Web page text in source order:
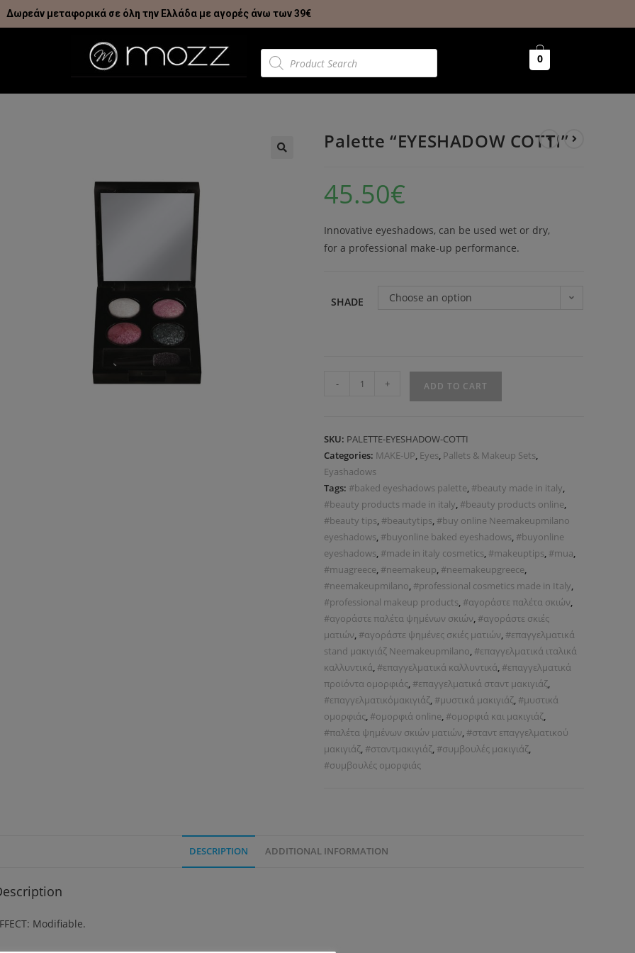
Δωρεάν μεταφορικά σε όλη την Ελλάδα με αγορές άνω των 39€
0
Palette “EYESHADOW COTTI”
45.50€
Innovative eyeshadows, can be used wet or dry,
for a professional make-up performance.
SHADE Choose an option
- + ADD TO CART
SKU: PALETTE-EYESHADOW-COTTI
Categories: MAKE-UP, Eyes, Pallets & Makeup Sets,
Eyashadows
Tags: #baked eyeshadows palette, #beauty made in italy,
#beauty products made in italy, #beauty products online,
#beauty tips, #beautytips, #buy online Neemakeupmilano
eyeshadows, #buyonline baked eyeshadows, #buyonline
eyeshadows, #made in italy cosmetics, #makeuptips, #mua,
#muagreece, #neemakeup, #neemakeupgreece,
#neemakeupmilano, #professional cosmetics made in Italy,
#professional makeup products, #αγοράστε παλέτα σκιών,
#αγοράστε παλέτα ψημένων σκιών, #αγοράστε σκιές
ματιών, #αγοράστε ψημένες σκιές ματιών, #επαγγελματικά
stand μακιγιάζ Neemakeupmilano, #επαγγελματικά ιταλικά
καλλυντικά, #επαγγελματικά καλλυντικά, #επαγγελματικά
προϊόντα ομορφιάς, #επαγγελματικά σταντ μακιγιάζ,
#επαγγελματικόμακιγιάζ, #μυστικά μακιγιάζ, #μυστικά
ομορφιάς, #ομορφιά online, #ομορφιά και μακιγιάζ,
#παλέτα ψημένων σκιών ματιών, #σταντ επαγγελματικού
μακιγιάζ, #σταντμακιγιάζ, #συμβουλές μακιγιάζ,
#συμβουλές ομορφιάς
DESCRIPTION ADDITIONAL INFORMATION
Modifiable.